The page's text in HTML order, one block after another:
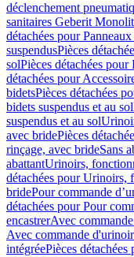
déclenchement
sanitaires Geberit
détachées pour
suspendusPièces
solPièces détachées
détachées pour
bidetsPièces détachées
bidets suspendus et au sol
suspendus et au sol
avec bridePièces
rinçage, avec brideSans
abattantUrinoirs,
détachées pour Urinoirs,
bridePour commande
détachées pour Pour
encastrerAvec
Avec commande
intégréePièces